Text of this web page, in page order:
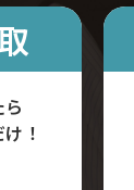
！